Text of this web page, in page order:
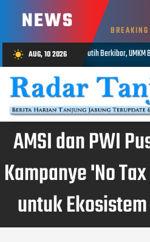
NEWS BREAKING
wb_sunny AUG, 10 2026
Hingga Donor Darah Semarakkan HUT RI ke-81
AMSI dan PWI
Kampanye 'No
untuk